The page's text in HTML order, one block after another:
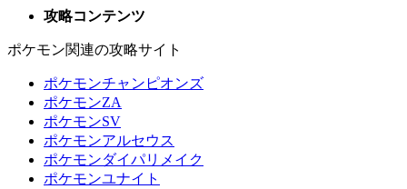
攻略コンテンツ
ポケモン関連の攻略サイト
ポケモンチャンピオンズ
ポケモンZA
ポケモンSV
ポケモンアルセウス
ポケモンダイパリメイク
ポケモンユナイト